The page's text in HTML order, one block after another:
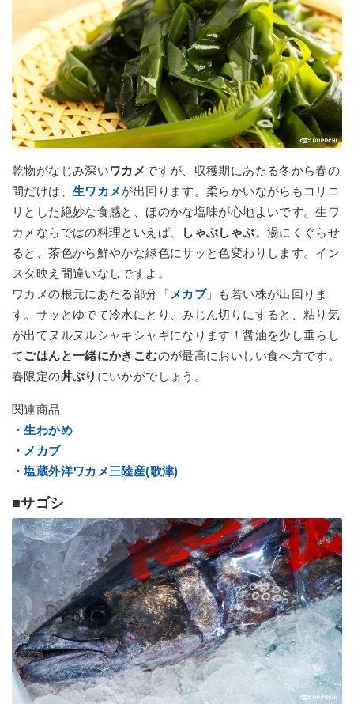
乾物がなじみ深いワカメですが、収穫期にあたる冬から春の
間だけは、 生ワカメが出回ります。柔らかいながらもコリコ
リとした絶妙な食感と、ほのかな塩味が心地よいです。生ワ
カメならではの料理といえば、
しゃぶしゃぶ。湯にくぐらせ
ると、茶色から鮮やかな緑色にサッと色変わりします。イン
スタ映え間違いなしですよ。
ワカメの根元にあたる部分「 メカブ」も若い株が出回りま
す。サッとゆでて冷水にとり、みじん切りにすると、粘り気
が出てヌルヌルシャキシャキになります！醤油を少し垂らし
てごはんと一緒にかきこむのが最高においしい食べ方です。
春限定の丼ぶり にいかがでしょう。
関連商品
・生わかめ
・メカブ
・塩蔵外洋ワカメ三陸産(歌津)
■サゴシ